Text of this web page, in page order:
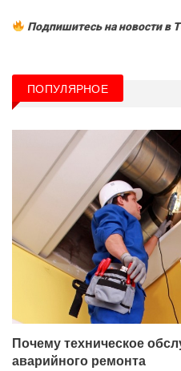
Подпишитесь на новости в
ПОПУЛЯРНОЕ
Почему техническое
аварийного ремонта